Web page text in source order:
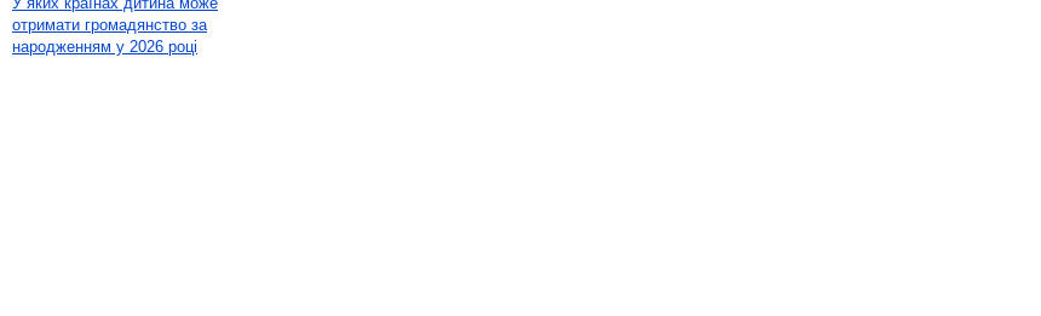
отримати громадянство за
народженням у 2026 році